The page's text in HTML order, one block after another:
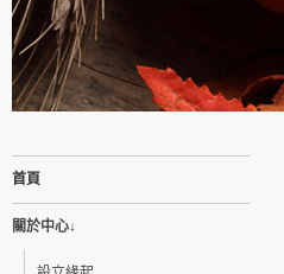
首頁
關於中心↓